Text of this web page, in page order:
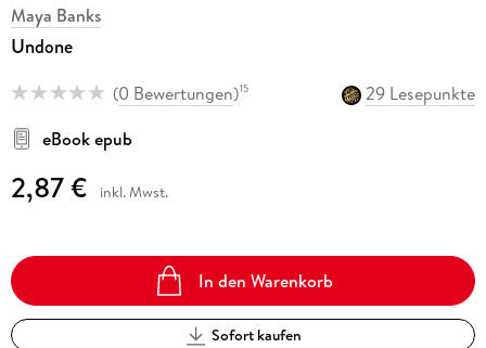
Maya Banks
Undone
(0 Bewertungen)15
29 Lesepunkte
eBook epub
2,87 € inkl. Mwst.
In den Warenkorb
Sofort kaufen